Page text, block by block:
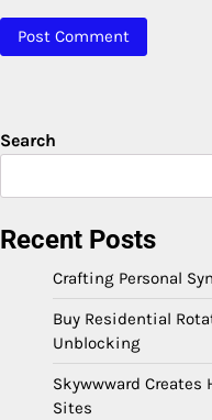
Search
Recent Posts
Crafting Personal
Buy Residential
Unblocking
Skywwward
Sites